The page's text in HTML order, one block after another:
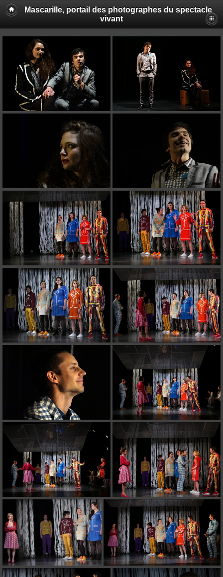
Mascarille, portail des photographes du spectacle
vivant